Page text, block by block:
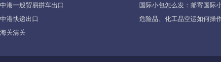
中港一般贸易拼车出口
中港快递出口
海关清关
国际小包怎么发：邮寄国际
危险品、化工品空运如何操